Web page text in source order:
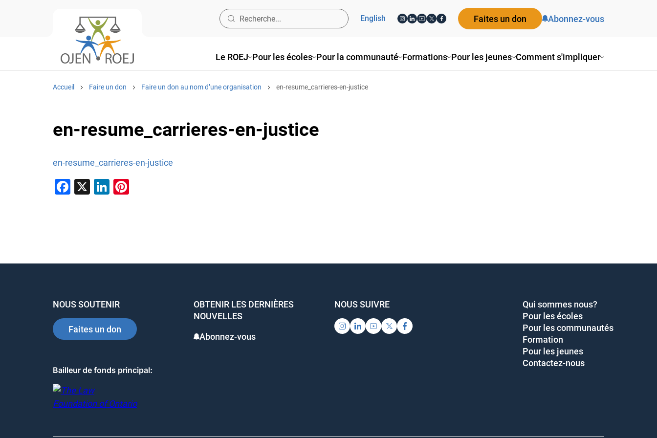
Le ROEJ Pour les écoles Pour la communauté Formations Pour les jeunes Comment s'impliquer
English Faites un don Abonnez-vous
Accueil Faire un don Faire un don au nom d’une organisation en-resume_carrieres-en-justice
en-resume_carrieres-en-justice
en-resume_carrieres-en-justice
F
o
k
X
Li
n
NOUS SOUTENIR
Faites un don
OBTENIR LES DERNIÈRES
NOUVELLES
Abonnez-vous
NOUS SUIVRE
Bailleur de fonds principal:
Qui sommes nous?
Pour les écoles
Pour les communautés
Formation
Pour les jeunes
Contactez-nous